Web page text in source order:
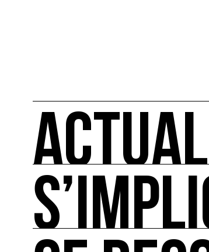
ACTUALITÉS
L'actualité française et
S’IMPLIQUER